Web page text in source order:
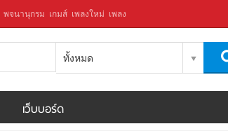
พจนานุกรม เกมส์ เพลงใหม่ เพลง
ทั้งหมด
เว็บบอร์ด